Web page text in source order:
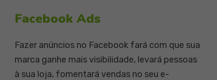
Facebook Ads
Fazer anúncios no Facebook fará com que sua
marca ganhe mais visibilidade, levará pessoas
à sua loja, fomentará vendas no seu e-